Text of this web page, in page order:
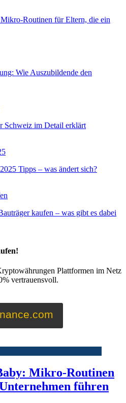
Routinen für Eltern, die ein
Wie Auszubildende den
Schweiz im Detail erklärt
Tipps – was ändert sich?
kaufen – was gibt es dabei
Plattformen im Netz
vertrauensvoll.
Mikro-Routinen
führen